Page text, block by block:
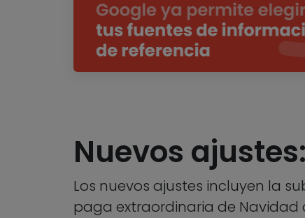
Nuevos
Los nuevos ajustes incluyen la
paga extraordinaria de Navidad